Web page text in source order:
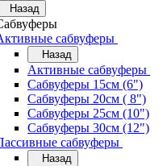
Назад
сабвуферы
Назад
Активные сабвуферы
Сабвуферы 15см (6")
Сабвуферы 20см ( 8")
Сабвуферы 25см (10")
Сабвуферы 30см (12")
сабвуферы
Назад